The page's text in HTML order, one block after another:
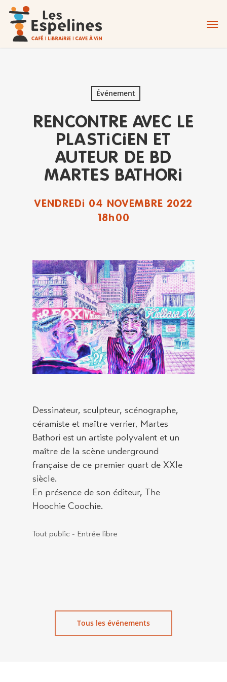
Skip
main
content
Événement
RENCONTRE AVEC LE
PLASTICIEN ET
AUTEUR DE BD
MARTES BATHORI
VENDREDI 04 NOVEMBRE 2022
18h00
Dessinateur, sculpteur, scénographe,
céramiste et maître verrier, Martes
Bathori est un artiste polyvalent et un
maître de la scène underground
française de ce premier quart de XXIe
siècle.
En présence de son éditeur, The
Hoochie Coochie.
Tout public - Entrée libre
Tous les événements